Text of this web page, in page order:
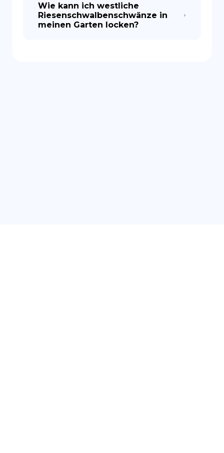
Wie kann ich westliche
Riesenschwalbenschwänze in
meinen Garten locken?